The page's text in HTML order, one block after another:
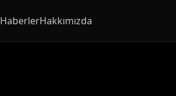
HaberlerHakkımızda